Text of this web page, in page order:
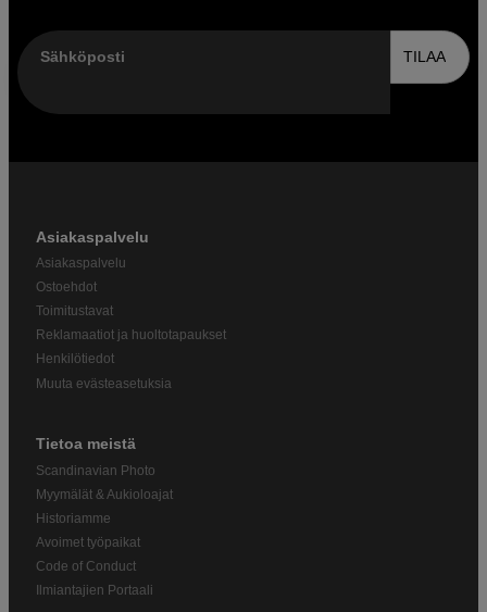
Sähköposti TILAA
Asiakaspalvelu
Asiakaspalvelu
Ostoehdot
Toimitustavat
Reklamaatiot ja huoltotapaukset
Henkilötiedot
Muuta evästeasetuksia
Tietoa meistä
Scandinavian Photo
Myymälät & Aukioloajat
Historiamme
Avoimet työpaikat
Code of Conduct
Ilmiantajien Portaali